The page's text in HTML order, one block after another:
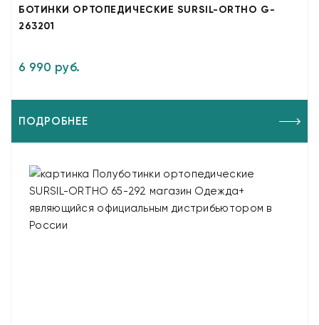
БОТИНКИ ОРТОПЕДИЧЕСКИЕ SURSIL-ORTHO G-
263201
6 990 руб.
ПОДРОБНЕЕ